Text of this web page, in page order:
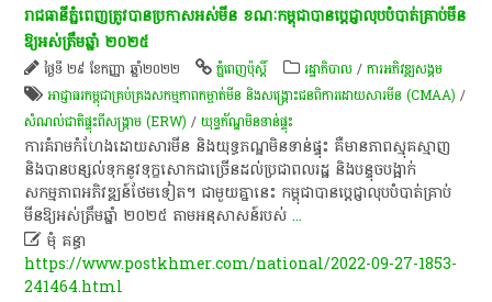
រាជ​ធានីភ្នំពេញ​​ត្រូវបាន​ប្រកាស​អស់​មីន ខណៈកម្ពុជា​បាន​ប្តេជ្ញា​លុប​បំ​បាត់​គ្រាប់​មីន​
ឱ្យ​អស់ត្រឹម​ឆ្នាំ​ ២០២៥
ថ្ងៃទី ២៩ ខែកញ្ញា ឆ្នាំ២០២២ ភ្នំពេញប៉ុស្តិ៍ រដ្ឋាភិបាល /ការ​អភិវឌ្ឍ​សង្គម
អាជ្ញាធរ​កម្ពុជា​គ្រប់គ្រង​សកម្មភាព​កម្ចាត់​មីន និង​សង្គ្រោះ​ជនពិការ​ដោយសារ​មីន (CMAA) /
សំណល់ជាតិផ្ទុះពីសង្គ្រាម (ERW) /យុទ្ធភ័ណ្ឌមិនទាន់ផ្ទុះ
ការ​គំរាម​កំហែង​ដោយសារ​មីន និង​យុទ្ធ​ភណ្ឌមិន​ទាន់​ផ្ទុះ​ គឺមាន​ភាព​ស្មុគស្មាញ​
និង​បាន​បន្សល់​ទុក​នូវ​ទុក្ខ​សោកជាច្រើន​ដល់​ប្រជា​ពលរដ្ឋ​ និង​បន្ទុច​បង្អាក់​
សកម្មភាព​អភិវឌ្ឍន៍​ថែម​ទៀត។ ជាមួយគ្នា​នេះ កម្ពុជា​បាន​ប្តេជ្ញា​លុប​បំ​បាត់​គ្រាប់​
មីន​ឱ្យ​អស់ត្រឹម​ឆ្នាំ​ ២០២៥ តាម​អនុ​សាសន៍​​របស់...
 មុំ គន្ធា
https://www.postkhmer.com/national/2022-09-27-1853-
241464.html